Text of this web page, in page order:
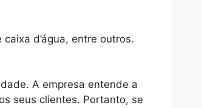
d’água, entre outros.
A empresa entende a
seus clientes. Portanto, se